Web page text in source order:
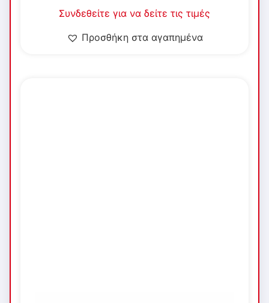
Συνδεθείτε για να δείτε τις τιμές
Προσθήκη στα αγαπημένα